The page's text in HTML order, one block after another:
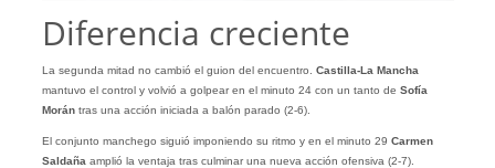
Diferencia creciente
La segunda mitad no cambió el guion del encuentro. Castilla-La Mancha
mantuvo el control y volvió a golpear en el minuto 24 con un tanto de Sofía
Morántras una acción iniciada a balón parado (2-6).
El conjunto manchego siguió imponiendo su ritmo y en el minuto 29 Carmen
Saldaña amplió la ventaja tras culminar una nueva acción ofensiva (2-7).